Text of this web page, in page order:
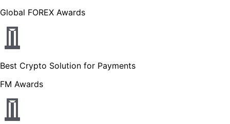
Global FOREX Awards
Best Crypto Solution for Payments
FM Awards